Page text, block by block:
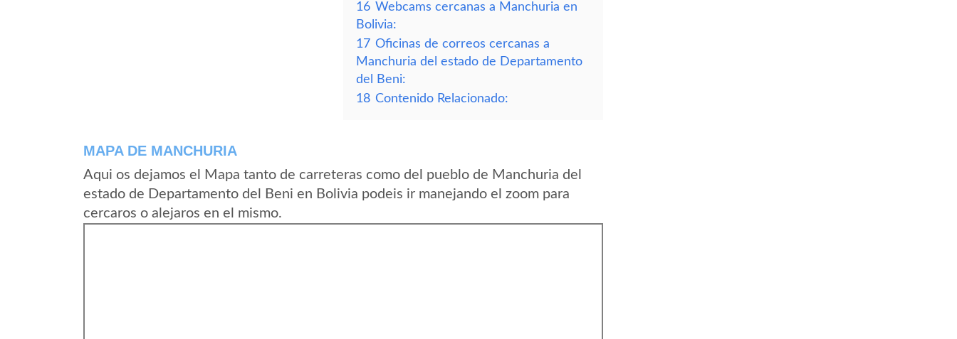
16 Webcams cercanas a Manchuria en
Bolivia:
17 Oficinas de correos cercanas a
Manchuria del estado de Departamento
del Beni:
18 Contenido Relacionado:
MAPA DE MANCHURIA
Aqui os dejamos el Mapa tanto de carreteras como del pueblo de Manchuria del
estado de Departamento del Beni en Bolivia podeis ir manejando el zoom para
cercaros o alejaros en el mismo.